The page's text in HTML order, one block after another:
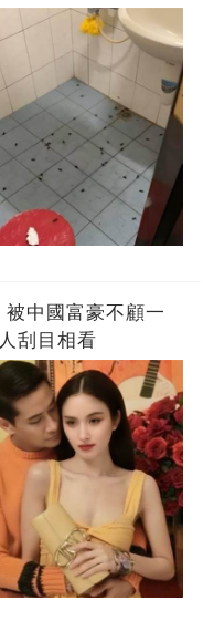
中國富豪不顧一
刮目相看